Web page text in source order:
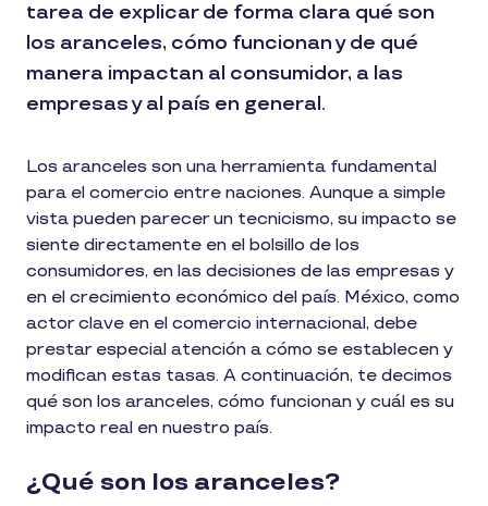
tarea de explicar de forma clara qué son
los aranceles, cómo funcionan y de qué
manera impactan al consumidor, a las
empresas y al país en general.
Los aranceles son una herramienta fundamental
para el comercio entre naciones. Aunque a simple
vista pueden parecer un tecnicismo, su impacto se
siente directamente en el bolsillo de los
consumidores, en las decisiones de las empresas y
en el crecimiento económico del país. México, como
actor clave en el comercio internacional, debe
prestar especial atención a cómo se establecen y
modifican estas tasas. A continuación, te decimos
qué son los aranceles, cómo funcionan y cuál es su
impacto real en nuestro país.
¿Qué son los aranceles?